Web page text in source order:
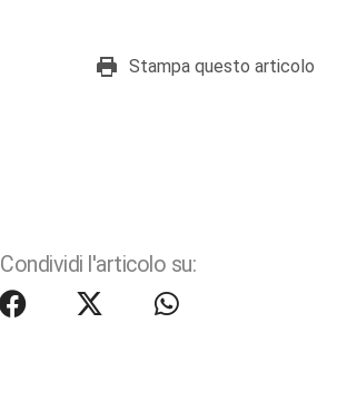
Stampa questo articolo
Condividi l'articolo su: